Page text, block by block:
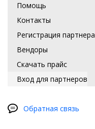
Помощь
Контакты
Регистрация партнера
Вендоры
Скачать прайс
Вход для партнеров
Обратная связь